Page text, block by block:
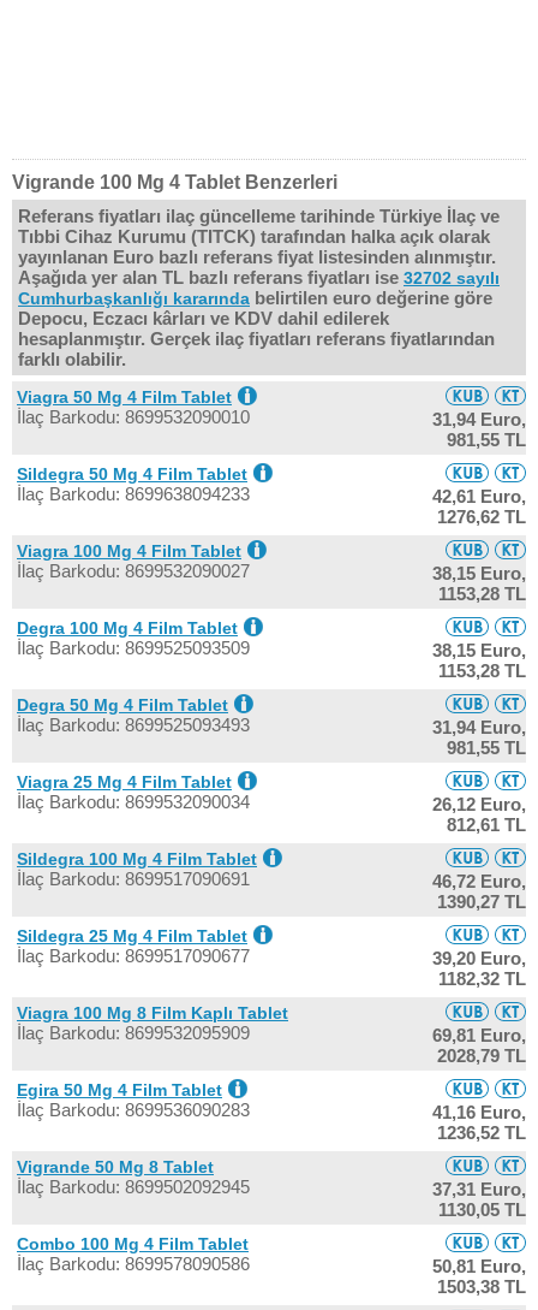
Vigrande 100 Mg 4 Tablet Benzerleri
Referans fiyatları ilaç güncelleme tarihinde Türkiye İlaç ve
Tıbbi Cihaz Kurumu (TITCK) tarafından halka açık olarak
yayınlanan Euro bazlı referans fiyat listesinden alınmıştır.
Aşağıda yer alan TL bazlı referans fiyatları ise 32702 sayılı
Cumhurbaşkanlığı kararında belirtilen euro değerine göre
Depocu, Eczacı kârları ve KDV dahil edilerek
hesaplanmıştır. Gerçek ilaç fiyatları referans fiyatlarından
farklı olabilir.
Viagra 50 Mg 4 Film Tablet
İlaç Barkodu: 8699532090010
31,94 Euro,
981,55 TL
Sildegra 50 Mg 4 Film Tablet
İlaç Barkodu: 8699638094233
42,61 Euro,
1276,62 TL
Viagra 100 Mg 4 Film Tablet
İlaç Barkodu: 8699532090027
38,15 Euro,
1153,28 TL
Degra 100 Mg 4 Film Tablet
İlaç Barkodu: 8699525093509
38,15 Euro,
1153,28 TL
Degra 50 Mg 4 Film Tablet
İlaç Barkodu: 8699525093493
31,94 Euro,
981,55 TL
Viagra 25 Mg 4 Film Tablet
İlaç Barkodu: 8699532090034
26,12 Euro,
812,61 TL
Sildegra 100 Mg 4 Film Tablet
İlaç Barkodu: 8699517090691
46,72 Euro,
1390,27 TL
Sildegra 25 Mg 4 Film Tablet
İlaç Barkodu: 8699517090677
39,20 Euro,
1182,32 TL
Viagra 100 Mg 8 Film Kaplı Tablet
İlaç Barkodu: 8699532095909
69,81 Euro,
2028,79 TL
Egira 50 Mg 4 Film Tablet
İlaç Barkodu: 8699536090283
41,16 Euro,
1236,52 TL
Vigrande 50 Mg 8 Tablet
İlaç Barkodu: 8699502092945
37,31 Euro,
1130,05 TL
Combo 100 Mg 4 Film Tablet
İlaç Barkodu: 8699578090586
50,81 Euro,
1503,38 TL